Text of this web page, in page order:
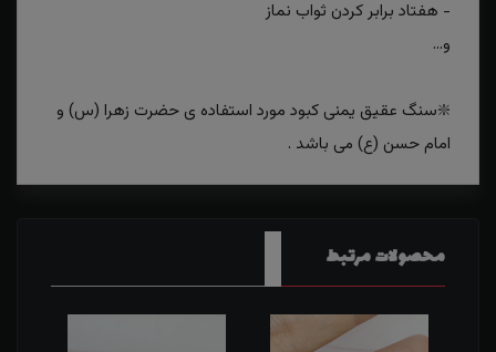
- هفتاد برابر کردن ثواب نماز
و...
❇️سنگ عقیق یمنی کبود مورد استفاده ی حضرت زهرا (س) و
امام حسن (ع) می باشد .
محصولات مرتبط